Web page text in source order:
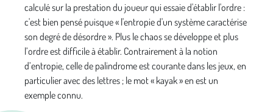
calculé sur la prestation du joueur qui essaie d'établir l'ordre :
c'est bien pensé puisque « l'entropie d'un système caractérise
son degré de désordre ». Plus le chaos se développe et plus
l’ordre est difficile à établir. Contrairement à la notion
d’entropie, celle de palindrome est courante dans les jeux, en
particulier avec des lettres ; le mot « kayak » en est un
exemple connu.